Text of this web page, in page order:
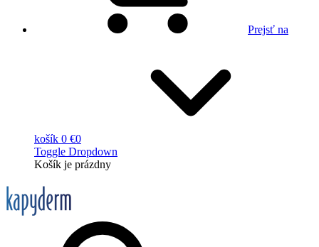
Prejsť na
košík 0 €0
Toggle Dropdown
Košík je prázdny